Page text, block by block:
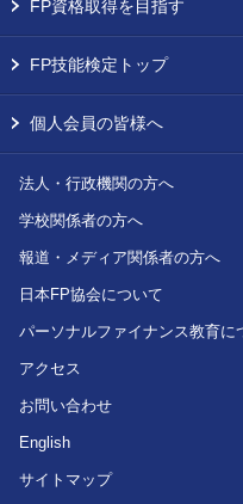
FP資格取得を目指す
FP技能検定トップ
個人会員の皆様へ
法人・行政機関の方へ
学校関係者の方へ
報道・メディア関係者の方へ
日本FP協会について
パーソナルファイナンス教育に
アクセス
お問い合わせ
English
サイトマップ